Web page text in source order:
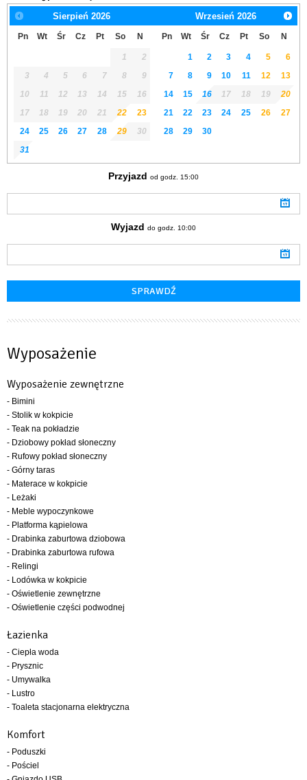
Sierpień 2026
Pn Wt Śr Cz Pt So N
1
2
3
4 5 6 7 8
9
10
11 12 13 14 15
16
17
18 19 20 21 22
23
24
25 26 27 28 29
30
31
Wrzesień 2026
Pn Wt Śr Cz Pt So N
1 2 3 4 5
6
7
8 9 10 11 12
13
14
15 16 17 18 19
20
21
22 23 24 25 26
27
28
29 30
Przyjazd od godz. 15:00
Wyjazd do godz. 10:00
Wyposażenie
Wyposażenie zewnętrzne
- Bimini
- Stolik w kokpicie
- Teak na pokładzie
- Dziobowy pokład słoneczny
- Rufowy pokład słoneczny
- Górny taras
- Materace w kokpicie
- Leżaki
- Meble wypoczynkowe
- Platforma kąpielowa
- Drabinka zaburtowa dziobowa
- Drabinka zaburtowa rufowa
- Relingi
- Lodówka w kokpicie
- Oświetlenie zewnętrzne
- Oświetlenie części podwodnej
Łazienka
- Ciepła woda
- Prysznic
- Umywalka
- Lustro
- Toaleta stacjonarna elektryczna
Komfort
- Poduszki
- Pościel